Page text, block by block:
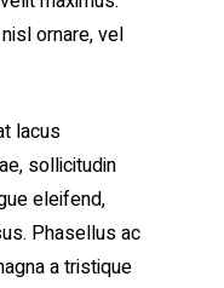
ornare, vel
lacus
sollicitudin
eleifend,
Phasellus ac
a tristique